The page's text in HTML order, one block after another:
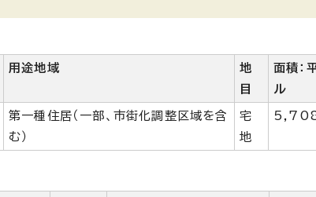
用途地域
地
目
面積：
ル
第一種住居（一部、市街化調整区域を含
む）
宅
地